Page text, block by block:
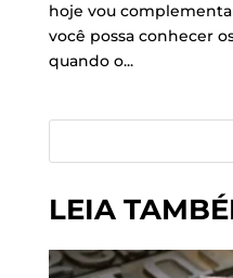
hoje vou
você possa conhecer
quando o...
LEIA